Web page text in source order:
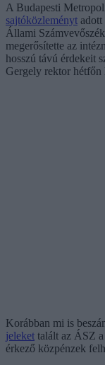
A Budapesti
sajtóközleményt
Állami
megerősítette az
hosszú távú érdekeit
Gergely rektor hétfőn
Korábban mi is
jeleket talált az ÁSZ
érkező közpénzek